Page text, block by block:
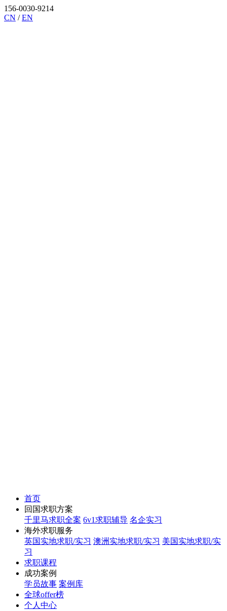
156-0030-9214
CN /EN
首页
回国求职方案
千里马求职全案 6v1求职辅导 名企实习
海外求职服务
英国实地求职/实习 澳洲实地求职/实习 美国实地求职/实
习
求职课程
成功案例
学员故事 案例库
全球offer榜
个人中心